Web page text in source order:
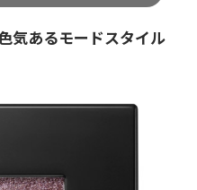
気あるモードスタイル